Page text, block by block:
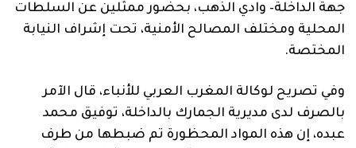
جهة الداخلة– وادي الذهب، بحضور ممثلين عن السلطات
المحلية ومختلف المصالح الأمنية، تحت إشراف النيابة
المختصة.
وفي تصريح لوكالة المغرب العربي للأنباء، قال الآمر
بالصرف لدى مديرية الجمارك بالداخلة، توفيق محمد
عبده، إن هذه المواد المحظورة تم ضبطها من طرف